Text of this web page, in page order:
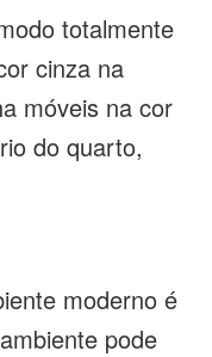
totalmente
cinza na
móveis na cor
do quarto,
moderno é
pode